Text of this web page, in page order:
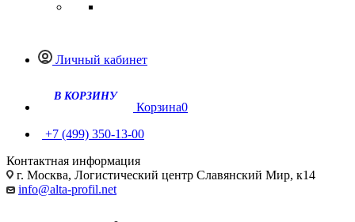
Личный кабинет
В КОРЗИНУ
Корзина0
+7 (499) 350-13-00
Контактная информация
г. Москва, Логистический центр Славянский Мир, к14
info@alta-profil.net